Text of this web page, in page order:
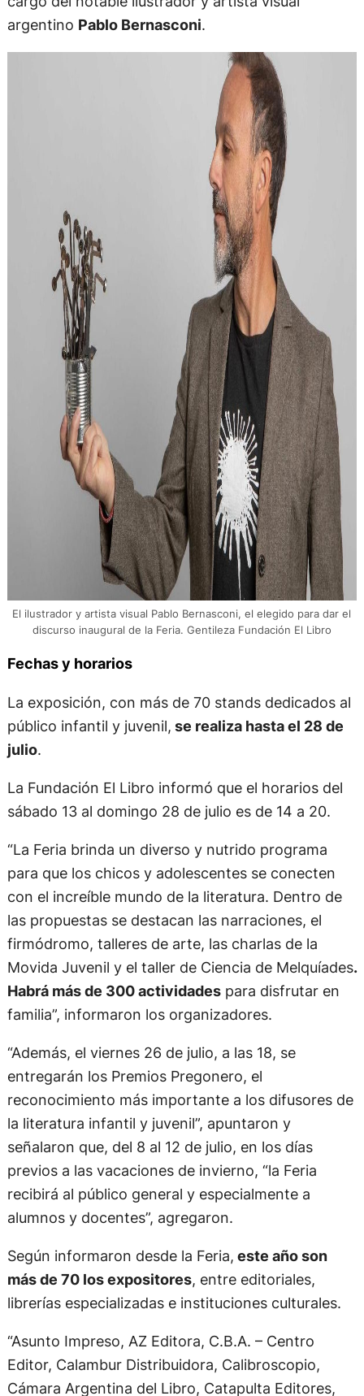
argentino Pablo Bernasconi.
El ilustrador y artista visual Pablo Bernasconi, el elegido para dar el
discurso inaugural de la Feria. Gentileza Fundación El Libro
Fechas y horarios
La exposición, con más de 70 stands dedicados al
público infantil y juvenil, se realiza hasta el 28 de
julio.
La Fundación El Libro informó que el horarios del
sábado 13 al domingo 28 de julio es de 14 a 20.
“La Feria brinda un diverso y nutrido programa
para que los chicos y adolescentes se conecten
con el increíble mundo de la literatura. Dentro de
las propuestas se destacan las narraciones, el
firmódromo, talleres de arte, las charlas de la
Movida Juvenil y el taller de Ciencia de Melquíades.
Habrá más de 300 actividadespara disfrutar en
familia”, informaron los organizadores.
“Además, el viernes 26 de julio, a las 18, se
entregarán los Premios Pregonero, el
reconocimiento más importante a los difusores de
la literatura infantil y juvenil”, apuntaron y
señalaron que, del 8 al 12 de julio, en los días
previos a las vacaciones de invierno, “la Feria
recibirá al público general y especialmente a
alumnos y docentes”, agregaron.
Según informaron desde la Feria, este año son
más de 70 los expositores, entre editoriales,
librerías especializadas e instituciones culturales.
“Asunto Impreso, AZ Editora, C.B.A. – Centro
Editor, Calambur Distribuidora, Calibroscopio,
Cámara Argentina del Libro, Catapulta Editores,